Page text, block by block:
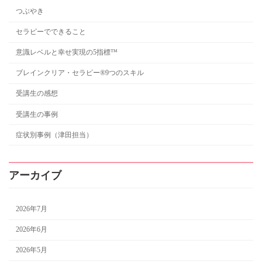
つぶやき
セラピーでできること
意識レベルと幸せ実現の5指標™
ブレインクリア・セラピー®9つのスキル
受講生の感想
受講生の事例
症状別事例（津田担当）
アーカイブ
2026年7月
2026年6月
2026年5月